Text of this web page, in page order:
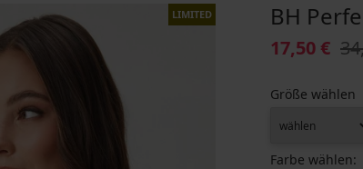
LIMITED BH
17,50 €
Größe wählen
Farbe wählen: